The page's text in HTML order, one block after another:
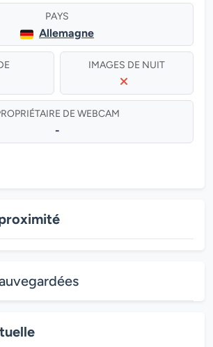
PAYS
Allemagne
IMAGES DE NUIT
DE WEBCAM
-